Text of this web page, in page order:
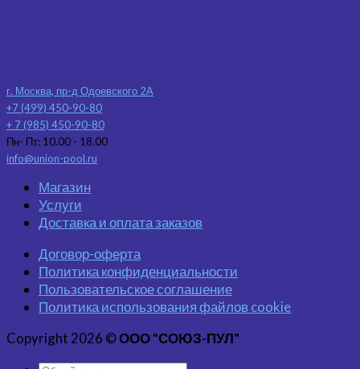
г. Москва, пр-д Одоевского 2А
+7 (499) 450-90-80
+ 7 (985) 450-90-80
Пн- Пт: 10.00 - 18.00
info@union-pool.ru
Магазин
Услуги
Доставка и оплата заказов
Договор-оферта
Политика конфиденциальности
Пользовательское соглашение
Политика использования файлов cookie
Copyright 2026 ©ООО "СОЮЗ-ПУЛ"